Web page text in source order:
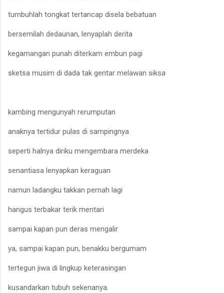
tumbuhlah tongkat tertancap disela bebatuan
bersemilah dedaunan, lenyaplah derita
kegamangan punah diterkam embun pagi
sketsa musim di dada tak gentar melawan siksa
kambing mengunyah rerumputan
anaknya tertidur pulas di sampingnya
seperti halnya diriku mengembara merdeka
senantiasa lenyapkan keraguan
namun ladangku takkan pernah lagi
hangus terbakar terik mentari
sampai kapan pun deras mengalir
ya, sampai kapan pun, benakku bergumam
tertegun jiwa di lingkup keterasingan
kusandarkan tubuh sekenanya.